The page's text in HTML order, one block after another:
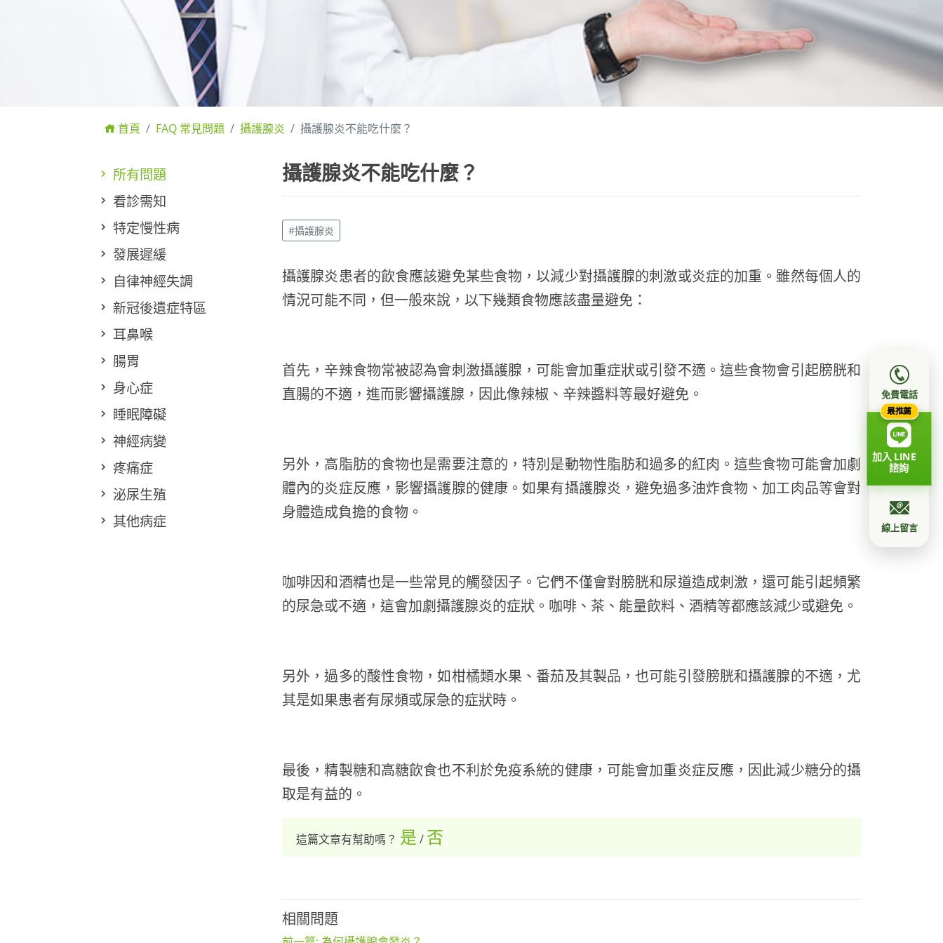
首頁 FAQ 常見問題 攝護腺炎 攝護腺炎不能吃什麼？
所有問題
看診需知
特定慢性病
發展遲緩
自律神經失調
新冠後遺症特區
耳鼻喉
腸胃
身心症
睡眠障礙
神經病變
疼痛症
泌尿生殖
其他病症
攝護腺炎不能吃什麼？
#攝護腺炎
攝護腺炎患者的飲食應該避免某些食物，以減少對攝護腺的刺激或炎症的加重。雖然每個人的
情況可能不同，但一般來說，以下幾類食物應該盡量避免：
首先，辛辣食物常被認為會刺激攝護腺，可能會加重症狀或引發不適。這些食物會引起膀胱和
直腸的不適，進而影響攝護腺，因此像辣椒、辛辣醬料等最好避免。
另外，高脂肪的食物也是需要注意的，特別是動物性脂肪和過多的紅肉。這些食物可能會加劇
體內的炎症反應，影響攝護腺的健康。如果有攝護腺炎，避免過多油炸食物、加工肉品等會對
身體造成負擔的食物。
咖啡因和酒精也是一些常見的觸發因子。它們不僅會對膀胱和尿道造成刺激，還可能引起頻繁
的尿急或不適，這會加劇攝護腺炎的症狀。咖啡、茶、能量飲料、酒精等都應該減少或避免。
另外，過多的酸性食物，如柑橘類水果、番茄及其製品，也可能引發膀胱和攝護腺的不適，尤
其是如果患者有尿頻或尿急的症狀時。
最後，精製糖和高糖飲食也不利於免疫系統的健康，可能會加重炎症反應，因此減少糖分的攝
取是有益的。
這篇文章有幫助嗎？ 是 / 否
相關問題
免費電話
最推薦
加入 LINE
諮詢
線上留言